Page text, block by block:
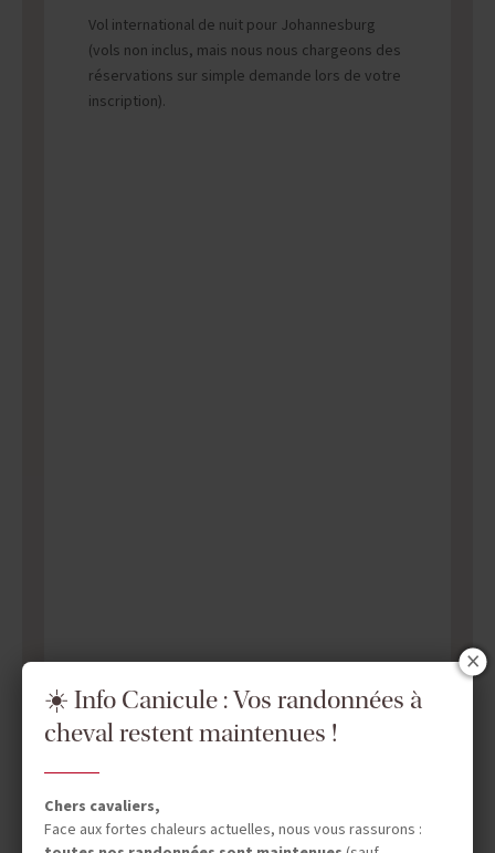
Vol international de nuit pour Johannesburg
(vols non inclus, mais nous nous chargeons des
réservations sur simple demande lors de votre
inscription).
☀️ Info Canicule : Vos randonnées à
cheval restent maintenues !
Chers cavaliers,
Face aux fortes chaleurs actuelles, nous vous rassurons :